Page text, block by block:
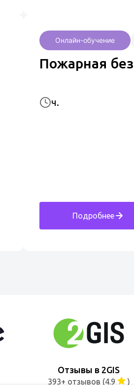
Онлайн-обучение
Пожарная
ч.
Подробнее
Отзывы в 2GIS
393+ отзывов (4.9 )